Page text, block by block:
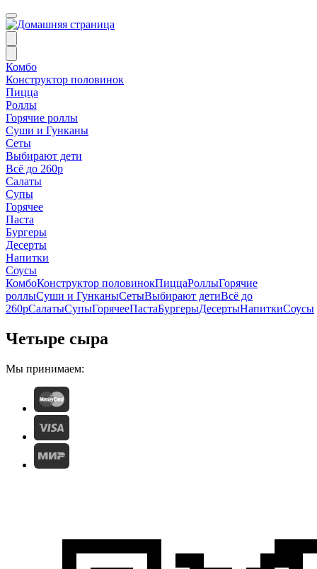
Комбо
Конструктор половинок
Пицца
Роллы
Горячие роллы
Суши и Гунканы
Сеты
Выбирают дети
Всё до 260р
Салаты
Супы
Горячее
Паста
Бургеры
Десерты
Напитки
Соусы
КомбоКонструктор половинокПиццаРоллыГорячие
роллыСуши и ГунканыСетыВыбирают детиВсё до
260рСалатыСупыГорячееПастаБургерыДесертыНапиткиСоусы
Четыре сыра
Мы принимаем: